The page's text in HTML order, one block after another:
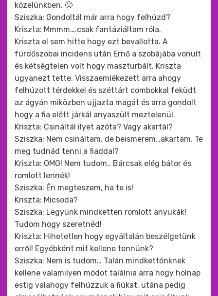
közelünkben. 🙂
Sziszka: Gondoltál már arra hogy felhúzd?
Kriszta: Mmmm….csak fantáziáltam róla.
Kriszta el sem hitte hogy ezt bevallotta. A
fürdőszobai incidens után Ernő a szobájába vonult
és kétségtelen volt hogy maszturbált. Kriszta
ugyanezt tette. Visszaemlékezett arra ahogy
felhúzott térdekkel és széttárt combokkal feküdt
az ágyán miközben ujjazta magát és arra gondolt
hogy a fia előtt járkál anyaszült meztelenül.
Kriszta: Csináltál ilyet azóta? Vagy akartál?
Sziszka: Nem csináltam, de beismerem…akartam. Te
meg tudnád tenni a fiaddal?
Kriszta: OMG! Nem tudom.. Bárcsak elég bátor és
romlott lennék!
Sziszka: Én megteszem, ha te is!
Kriszta: Micsoda?
Sziszka: Legyünk mindketten romlott anyukák!
Tudom hogy szeretnéd!
Kriszta: Hihetetlen hogy egyáltalán beszélgetünk
erről! Egyébként mit kellene tennünk?
Sziszka: Nem is tudom… Talán mindkettőnknek
kellene valamilyen módot találnia arra hogy holnap
estig valahogy felhúzzuk a fiúkat, utána pedig